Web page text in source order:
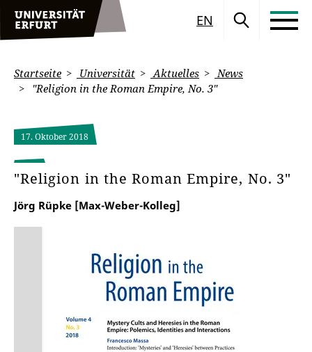
EN
Startseite Universität Aktuelles
News
"Religion in the Roman Empire, No. 3"
17. Oktober 2018
"Religion in the Roman Empire, No. 3"
Jörg Rüpke [Max-Weber-Kolleg]